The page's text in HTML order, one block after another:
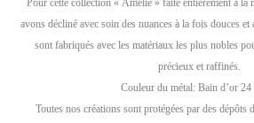
Pour cette collection « Amélie » faite entièrement à la
avons décliné avec soin des nuances à la fois douces
sont fabriqués avec les matériaux les plus nobles
précieux et raffinés.
Couleur du métal: Bain d’or 24
Toutes nos créations sont protégées par des dépôts